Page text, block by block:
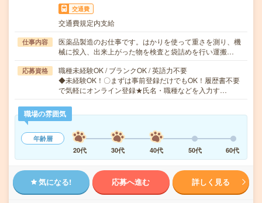
交通費
交通費規定内支給
仕事内容
医薬品製造のお仕事です。はかりを使って重さを測り、機
械に投入、出来上がった物を検査と袋詰めを行い運搬…
応募資格
職種未経験OK / ブランクOK / 英語力不要
◆未経験OK！〇まずは事前登録だけでもOK！履歴書不要
で気軽にオンライン登録★氏名・職種などを入力す…
職場の雰囲気
年齢層
20代
30代 40代 50代 60代
気になる! 応募へ進む 詳しく見る